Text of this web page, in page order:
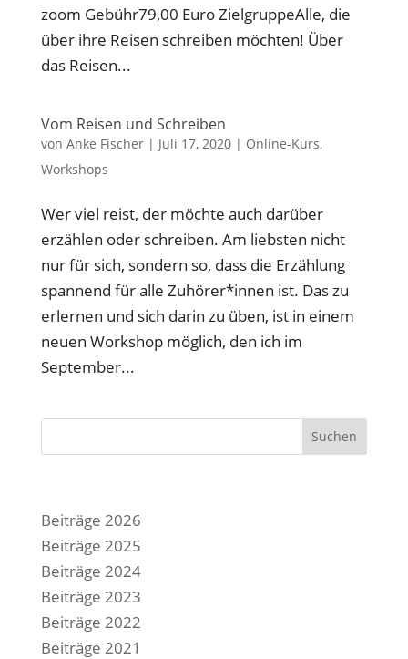
zoom Gebühr79,00 Euro ZielgruppeAlle, die
über ihre Reisen schreiben möchten! Über
das Reisen...
Vom Reisen und Schreiben
von Anke Fischer| Juli 17, 2020| Online-Kurs,
Workshops
Wer viel reist, der möchte auch darüber
erzählen oder schreiben. Am liebsten nicht
nur für sich, sondern so, dass die Erzählung
spannend für alle Zuhörer*innen ist. Das zu
erlernen und sich darin zu üben, ist in einem
neuen Workshop möglich, den ich im
September...
Suchen
Beiträge 2026
Beiträge 2025
Beiträge 2024
Beiträge 2023
Beiträge 2022
Beiträge 2021